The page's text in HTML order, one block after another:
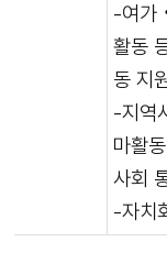
-여가
활동
동 지
-지역
마활
사회
-자치